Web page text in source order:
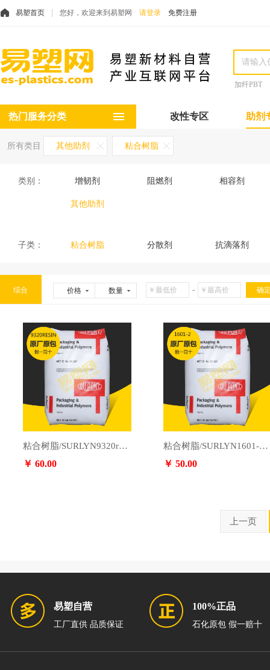
易塑首页 您好，欢迎来到易塑网 请登录 免费注册
加纤PBT
热门服务分类 改性专区 助剂
所有类目 其他助剂 粘合树脂
类别： 增韧剂 阻燃剂 相容剂
其他助剂
子类： 粘合树脂 分散剂 抗滴落剂
综合 价格 数量 -
粘合树脂/SURLYN9320resin/DUPONT杜邦，咨询电话：13553891364
￥ 60.00
粘合树脂/SURLYN1601-2/杜邦太阳能，咨询电话：13553891364
￥ 50.00
上一页
易塑自营
工厂直供 品质保证
100%正品
石化原包 假一赔十